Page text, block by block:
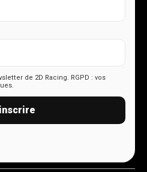
de 2D Racing. RGPD : vos